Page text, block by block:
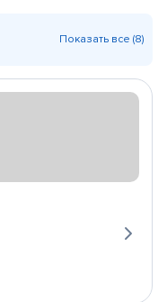
Показать все (8)